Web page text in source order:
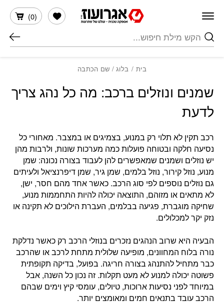
חיפוש
(
0
)
הרשימה שלי
בית / בלוג/ שם הכתבה
שמנים ונוזלים ברכב: מה כל נהג צריך
לדעת
רכב תקין לא תלוי רק במנוע, בצמיגים או במצבר. מאחורי כל
נסיעה חלקה ובטוחה פועלות כמה מערכות שונות, ולרבות מהן
יש נוזלים ושמנים שמאפשרים להן לעבוד בצורה נכונה: שמן
מנוע, נוזל קירור, נוזל בלמים, שמן גיר, שמן דיפרנציאל ולעיתים
גם נוזלים נוספים לפי סוג הרכב. כאשר אחד מהם חסר, ישן,
לא מתאים או מזוהם, התוצאה יכולה להיות התחממות מנוע,
שחיקה מוגברת, פגיעה בבלמים, העברת הילוכים לא תקינה או
נזק יקר למכלולים.
הבעיה היא שרוב הנהגים נזכרים בנוזלי הרכב רק כאשר נדלקת
נורה בלוח המחוונים, מופיעה שלולית מתחת לרכב או שהרכב
כבר מתחיל להתנהג בצורה חריגה. בפועל, בדיקה תקופתית
פשוטה יכולה למנוע לא מעט תקלות. זה נכון כל השנה, אבל
במיוחד לפני נסיעות ארוכות, טיולים, עומסי קיץ וימים שבהם
הרכב עובד בתנאים חמים ומאומצים יותר.